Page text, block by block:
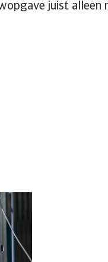
juist alleen